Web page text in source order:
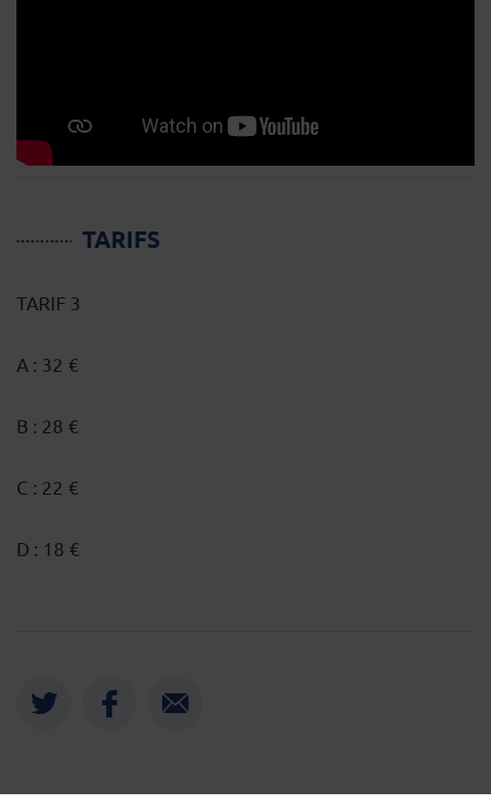
TARIFS
TARIF 3
A : 32 €
B : 28 €
C : 22 €
D : 18 €